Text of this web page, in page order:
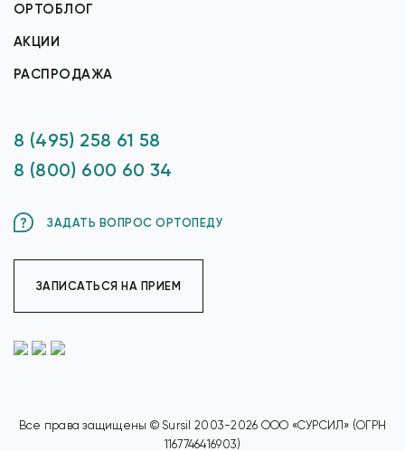
ОРТОБЛОГ
АКЦИИ
РАСПРОДАЖА
8 (495) 258 61 58
8 (800) 600 60 34
ЗАДАТЬ ВОПРОС ОРТОПЕДУ
ЗАПИСАТЬСЯ НА ПРИЕМ
Все права защищены © Sursil 2003-2026 ООО «СУРСИЛ» (ОГРН
1167746416903)